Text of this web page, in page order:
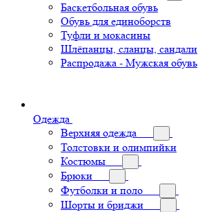
Баскетбольная обувь
Обувь для единоборств
Туфли и мокасины
Шлёпанцы, сланцы, сандали
Распродажа - Мужская обувь
Одежда
Верхняя одежда
Толстовки и олимпийки
Костюмы
Брюки
Футболки и поло
Шорты и бриджи